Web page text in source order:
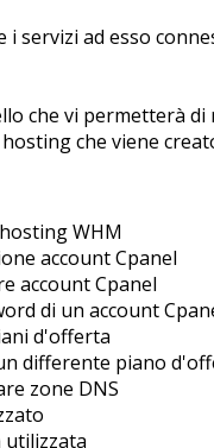
i servizi ad esso
che vi permetterà
che viene
WHM
account Cpanel
account Cpanel
di un account
d'offerta
differente piano
zone DNS
utilizzata